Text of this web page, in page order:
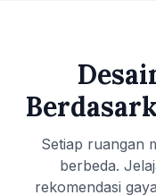
Setiap ruangan
berbeda.
rekomendasi